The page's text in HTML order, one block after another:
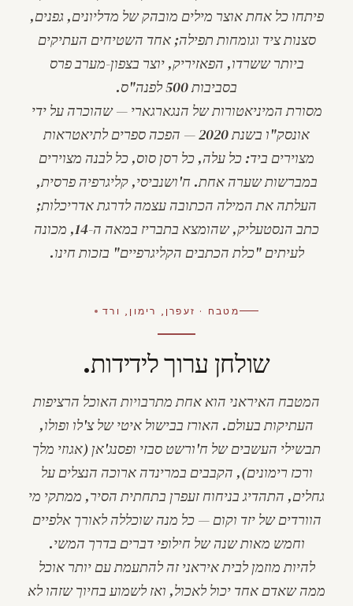
פיתחו כל אחת אוצר מילים מובהק של מדליונים, גפנים,
סצנות ציד וגומחות תפילה; אחד השטיחים העתיקים
ביותר ששרדו, הפאזיריק, יוצר בצפון-מערב פרס
בסביבות 500 לפנה"ס.
מסורת המיניאטורות של הנגארגארי — שהוכרה על ידי
אונסק"ו בשנת 2020 — הפכה ספרים לתיאטראות
מצוירים ביד: כל עלה, כל רסן סוס, כל לבנה מצוירים
במברשות שערה אחת.ח'ושנביסי, קליגרפיה פרסית,
העלתה את המילה הכתובה עצמה לדרגת אדריכלות;
כתב הנסטעליק, שהומצא בתבריז במאה ה-14, מכונה
לעיתים "כלת הכתבים הקליגרפיים" בזכות חינו.
מטבח · זעפרן, רימון, ורד
שולחן ערוך לידידות.
המטבח האיראני הוא אחת מתרבויות האוכל הרציפות
העתיקות בעולם. האורז בבישול איטי שלצ'לו ופולו,
תבשילי העשבים של ח'ורשט סבזי ופסנג'אן (אגוזי מלך
ורכז רימונים), הקבבים במרינדה ארוכה הנצלים על
גחלים, התהדיגבניחוח זעפרן בתחתית הסיר, ממתקי מי
הוורדים של יזד וקום — כל מנה שוכללה לאורך אלפיים
וחמש מאות שנה של חילופי דברים בדרך המשי.
להיות מוזמן לבית איראני זה להתעמת עם יותר אוכל
ממה שאדם אחד יכול לאכול, ואז לשמוע בחיוך שזהו לא